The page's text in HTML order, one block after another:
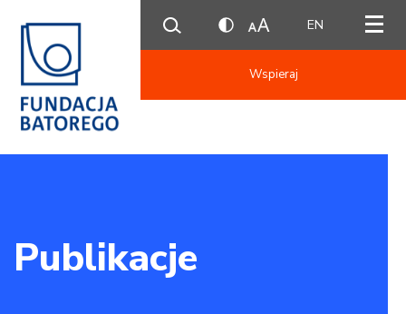
EN
Wspieraj
Publikacje